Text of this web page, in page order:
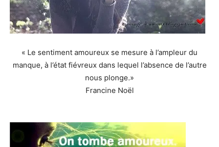
« Le sentiment amoureux se mesure à l’ampleur du
manque, à l’état fiévreux dans lequel l’absence de l’autre
nous plonge.»
Francine Noël